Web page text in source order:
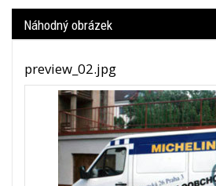
Náhodný obrázek
preview_02.jpg